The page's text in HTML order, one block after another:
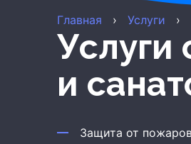
Главная › Услуги ›
Услуги охраны пансионатов
и
Защита от